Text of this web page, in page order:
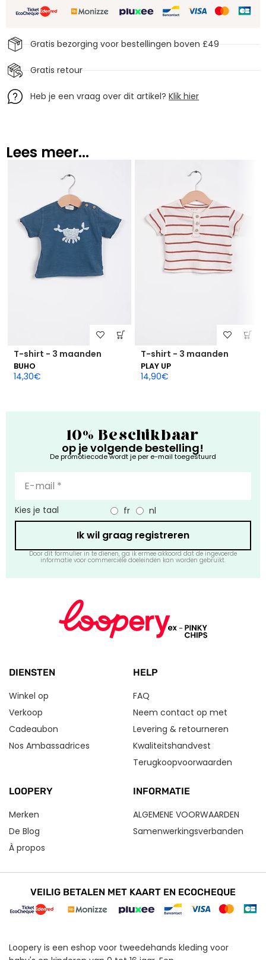
Gratis bezorging voor bestellingen boven £49
Gratis retour
Heb je een vraag over dit artikel?Klik hier
Lees meer...
T-shirt - 3 maanden
BUHO
14,30€
T-shirt - 3 maanden
PLAY UP
14,90€
10% Beschikbaar
op je volgende bestelling!
De promotiecode wordt je per e-mail toegestuurd
Kies je taal fr nl
Ik wil graag registreren
Door dit formulier in te dienen, ga ik ermee akkoord dat de ingevoerde
informatie voor commerciële doeleinden kan worden gebruikt.
DIENSTEN
Winkel op
Verkoop
Cadeaubon
Nos Ambassadrices
HELP
FAQ
Neem contact op met
Levering & retourneren
Kwaliteitshandvest
Terugkoopvoorwaarden
LOOPERY
Merken
De Blog
À propos
INFORMATIE
ALGEMENE VOORWAARDEN
Samenwerkingsverbanden
VEILIG BETALEN MET KAART EN ECOCHEQUE
Loopery is een eshop voor tweedehands kleding voor